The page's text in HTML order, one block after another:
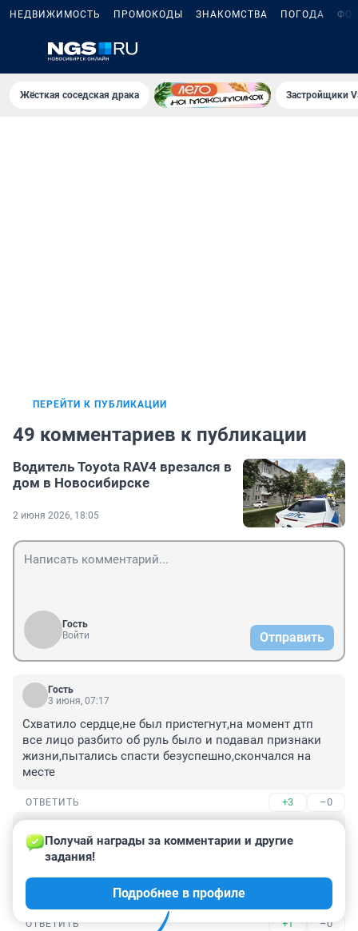
НЕДВИЖИМОСТЬ ПРОМОКОДЫ ЗНАКОМСТВА ПОГОДА
Жёсткая соседская драка Застройщики
ПЕРЕЙТИ К ПУБЛИКАЦИИ
49 комментариев к публикации
Водитель Toyota RAV4 врезался в
дом в Новосибирске
2 июня 2026, 18:05
Гость
Войти
Отправить
Гость
3 июня, 07:17
Схватило сердце,не был пристегнут,на момент дтп
все лицо разбито об руль было и подавал признаки
жизни,пытались спасти безуспешно,скончался на
месте
ОТВЕТИТЬ +3 –0
2 июня, 21:51
в домовых чатах искали родственников, т.к у
водителя остановилось сердце. и уж точно не от
ОТВЕТИТЬ +1 –0
Получай награды за комментарии и другие
задания!
Подробнее в профиле